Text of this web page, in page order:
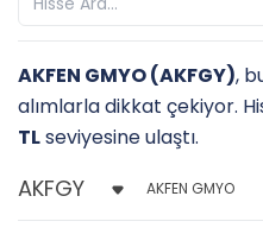
AKFEN GMYO (AKFGY),
alımlarla dikkat çekiyor.
TLseviyesine ulaştı.
AKFEN GMYO